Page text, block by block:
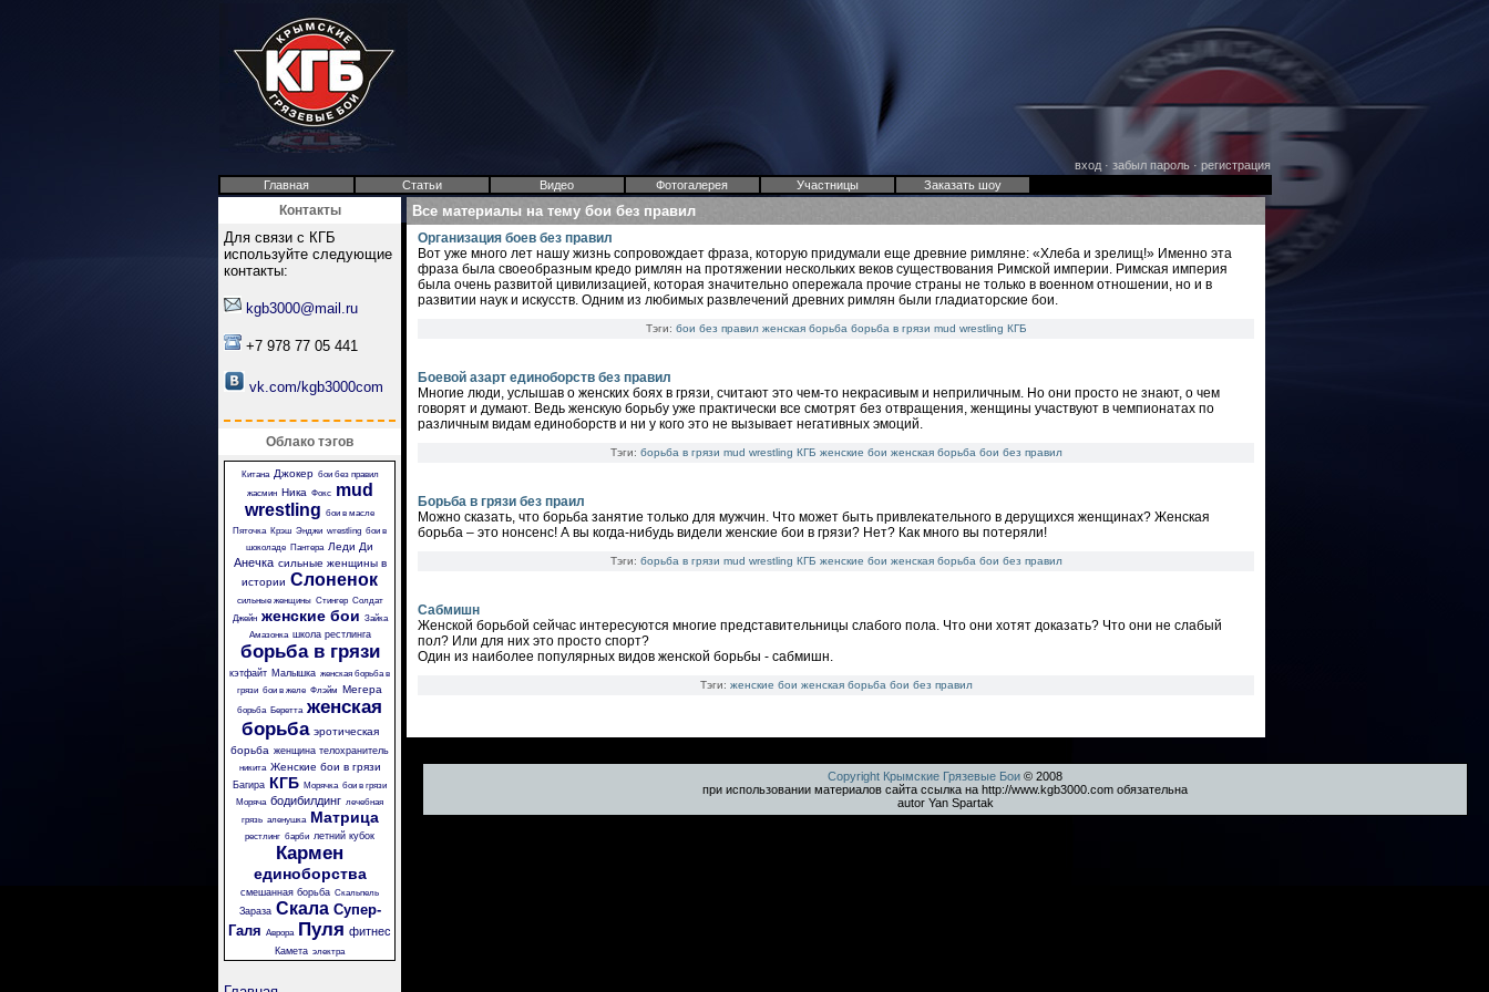
вход· забыл пароль· регистрация
Главная
Статьи Видео Фотогалерея Участницы Заказать шоу
Контакты
Для связи с КГБ
используйте следующие
контакты:
kgb3000@mail.ru
+7 978 77 05 441
vk.com/kgb3000com
Облако тэгов
Китана Джокер бои без правил
жасмин Ника Фокс
mud
wrestling бои в масле
Пяточка Крэш Энджи wrestling бои в
шоколаде Пантера Леди Ди
Анечка сильные женщины в
истории Слоненок
сильные женщины Стингер Солдат
Джейн женские бои Зайка
Амазонка школа рестлинга
борьба в грязи
кэтфайт Малышка женская борьба в
грязи бои в желе Флэйм Мегера
борьба Беретта женская
борьба эротическая
борьба женщина телохранитель
никита Женские бои в грязи
Багира КГБ Морячка бои в грязи
Моряча бодибилдинг лечебная
грязь аленушка Матрица
рестлинг барби летний кубок
Кармен
единоборства
смешанная борьба Скальпель
Зараза Скала Супер-
Галя Аврора Пуля фитнес
Камета электра
Все материалы на тему бои без правил
Организация боев без правил
Вот уже много лет нашу жизнь сопровождает фраза, которую придумали еще древние римляне: «Хлеба и зрелищ!» Именно эта
фраза была своеобразным кредо римлян на протяжении нескольких веков существования Римской империи. Римская империя
была очень развитой цивилизацией, которая значительно опережала прочие страны не только в военном отношении, но и в
развитии наук и искусств. Одним из любимых развлечений древних римлян были гладиаторские бои.
Тэги: бои без правил женская борьба борьба в грязи mud wrestling КГБ
Боевой азарт единоборств без правил
Многие люди, услышав о женских боях в грязи, считают это чем-то некрасивым и неприличным. Но они просто не знают, о чем
говорят и думают. Ведь женскую борьбу уже практически все смотрят без отвращения, женщины участвуют в чемпионатах по
различным видам единоборств и ни у кого это не вызывает негативных эмоций.
Тэги: борьба в грязи mud wrestling КГБ женские бои женская борьба бои без правил
Борьба в грязи без праил
Можно сказать, что борьба занятие только для мужчин. Что может быть привлекательного в дерущихся женщинах? Женская
борьба – это нонсенс! А вы когда-нибудь видели женские бои в грязи? Нет? Как много вы потеряли!
Тэги: борьба в грязи mud wrestling КГБ женские бои женская борьба бои без правил
Сабмишн
Женской борьбой сейчас интересуются многие представительницы слабого пола. Что они хотят доказать? Что они не слабый
пол? Или для них это просто спорт?
Один из наиболее популярных видов женской борьбы - сабмишн.
Тэги: женские бои женская борьба бои без правил
Copyright Крымские Грязевые Бои © 2008
при использовании материалов сайта ссылка на http://www.kgb3000.com обязательна
autor Yan Spartak